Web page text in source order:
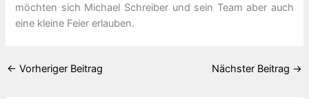
möchten sich Michael Schreiber und sein Team aber auch
eine kleine Feier erlauben.
← Vorheriger Beitrag Nächster Beitrag →